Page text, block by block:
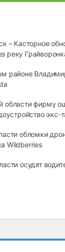
– Касторное
реку
районе
области фирму
обломки
Wildberries
осудят